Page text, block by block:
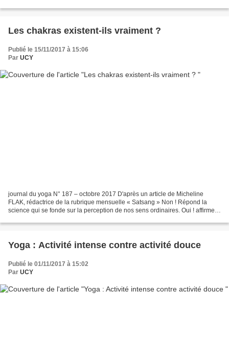
Les chakras existent-ils vraiment ?
Publié le 15/11/2017 à 15:06
Par UCY
journal du yoga N° 187 – octobre 2017 D'après un article de Micheline
FLAK, rédactrice de la rubrique mensuelle « Satsang » Non ! Répond la
science qui se fonde sur la perception de nos sens ordinaires. Oui ! affirment
Yoga : Activité intense contre activité douce
Publié le 01/11/2017 à 15:02
Par UCY